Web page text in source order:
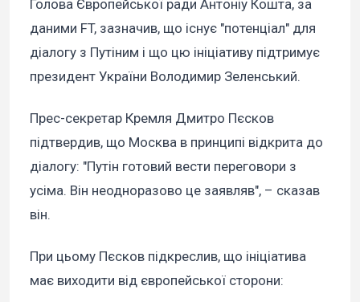
Голова Європейської ради Антоніу Кошта, за
даними FT, зазначив, що існує "потенціал" для
діалогу з Путіним і що цю ініціативу підтримує
президент України Володимир Зеленський.
Прес-секретар Кремля Дмитро Пєсков
підтвердив, що Москва в принципі відкрита до
діалогу: "Путін готовий вести переговори з
усіма. Він неодноразово це заявляв", – сказав
він.
При цьому Пєсков підкреслив, що ініціатива
має виходити від європейської сторони: